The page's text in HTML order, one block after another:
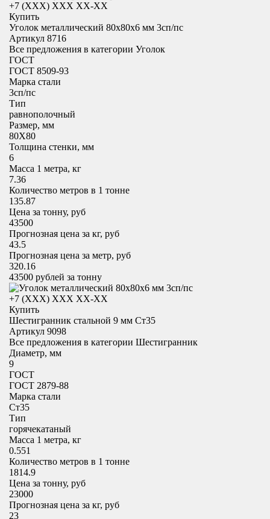
+7 (XXX) ХХХ ХХ-ХХ
Купить
Уголок металлический 80x80х6 мм 3сп/пс
Артикул 8716
Все предложения в категории Уголок
ГОСТ
ГОСТ 8509-93
Марка стали
3сп/пс
Тип
равнополочный
Размер, мм
80X80
Толщина стенки, мм
6
Масса 1 метра, кг
7.36
Количество метров в 1 тонне
135.87
Цена за тонну, руб
43500
Прогнозная цена за кг, руб
43.5
Прогнозная цена за метр, руб
320.16
43500 рублей за тонну
+7 (XXX) ХХХ ХХ-ХХ
Купить
Шестигранник стальной 9 мм Ст35
Артикул 9098
Все предложения в категории Шестигранник
Диаметр, мм
9
ГОСТ
ГОСТ 2879-88
Марка стали
Ст35
Тип
горячекатаный
Масса 1 метра, кг
0.551
Количество метров в 1 тонне
1814.9
Цена за тонну, руб
23000
Прогнозная цена за кг, руб
23